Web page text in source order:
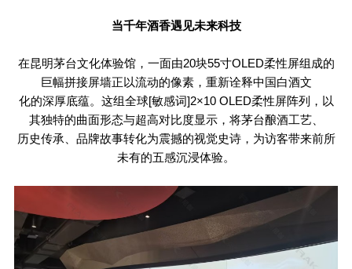
当千年酒香遇见未来科技
在昆明茅台文化体验馆，一面由20块55寸OLED柔性屏组成的
巨幅拼接屏墙正以流动的像素，重新诠释中国白酒文
化的深厚底蕴。这组全球[敏感词]2×10 OLED柔性屏阵列，以
其独特的曲面形态与超高对比度显示，将茅台酿酒工艺、
历史传承、品牌故事转化为震撼的视觉史诗，为访客带来前所
未有的五感沉浸体验。